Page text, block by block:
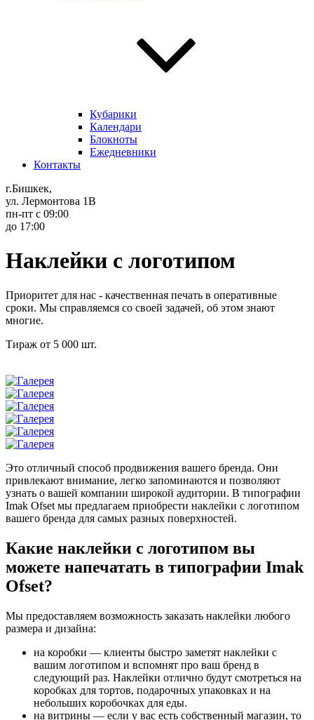
Кубарики
Календари
Блокноты
Ежедневники
Контакты
г.Бишкек,
ул. Лермонтова 1В
пн-пт с 09:00
до 17:00
Наклейки с логотипом
Приоритет для нас - качественная печать в оперативные
сроки. Мы справляемся со своей задачей, об этом знают
многие.
Тираж от 5 000 шт.
Это отличный способ продвижения вашего бренда. Они
привлекают внимание, легко запоминаются и позволяют
узнать о вашей компании широкой аудитории. В типографии
Imak Ofset мы предлагаем приобрести наклейки с логотипом
вашего бренда для самых разных поверхностей.
Какие наклейки с логотипом вы
можете напечатать в типографии Imak
Ofset?
Мы предоставляем возможность заказать наклейки любого
размера и дизайна:
на коробки — клиенты быстро заметят наклейки с
вашим логотипом и вспомнят про ваш бренд в
следующий раз. Наклейки отлично будут смотреться на
коробках для тортов, подарочных упаковках и на
небольших коробочках для еды.
на витрины — если у вас есть собственный магазин, то